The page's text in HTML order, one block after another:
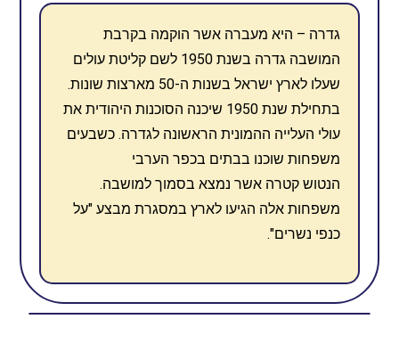
גדרה – היא מעברה אשר הוקמה בקרבת
המושבה גדרה בשנת 1950 לשם קליטת עולים
שעלו לארץ ישראל בשנות ה-50 מארצות שונות.
בתחילת שנת 1950 שיכנה הסוכנות היהודית את
עולי העלייה ההמונית הראשונה לגדרה. כשבעים
משפחות שוכנו בבתים בכפר הערבי
הנטוש קטרה אשר נמצא בסמוך למושבה.
משפחות אלה הגיעו לארץ במסגרת מבצע "על
כנפי נשרים".